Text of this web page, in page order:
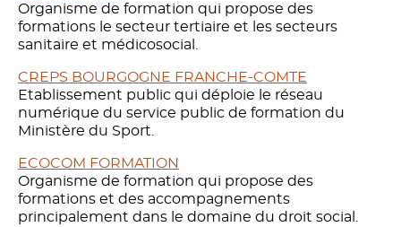
Organisme de formation qui propose des
formations le secteur tertiaire et les secteurs
sanitaire et médicosocial.
CREPS BOURGOGNE FRANCHE-COMTE
Etablissement public qui déploie le réseau
numérique du service public de formation du
Ministère du Sport.
ECOCOM FORMATION
Organisme de formation qui propose des
formations et des accompagnements
principalement dans le domaine du droit social.